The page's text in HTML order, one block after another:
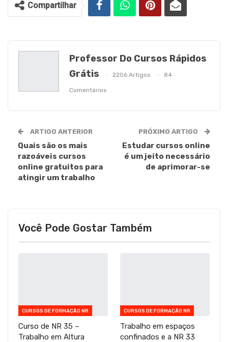
Compartilhar
Professor Do Cursos Rápidos
Grátis
2206 Artigos 84
Comentários
ARTIGO ANTERIOR
Quais são os mais
razoáveis cursos
online gratuitos para
atingir um trabalho
PRÓXIMO ARTIGO
Estudar cursos online
é um jeito necessário
de aprimorar-se
Você Pode Gostar Também
CURSOS DE FORMAÇÃO NR
Curso de NR 35 –
Trabalho em Altura
CURSOS DE FORMAÇÃO NR
Trabalho em espaços
confinados e a NR 33